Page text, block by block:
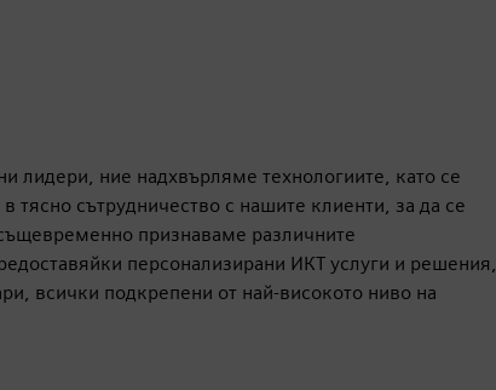
лидери, ние надхвърляме технологиите, като се
сътрудничество с нашите клиенти, за да се
признаваме различните
персонализирани ИКТ услуги и решения,
всички подкрепени от най-високото ниво на